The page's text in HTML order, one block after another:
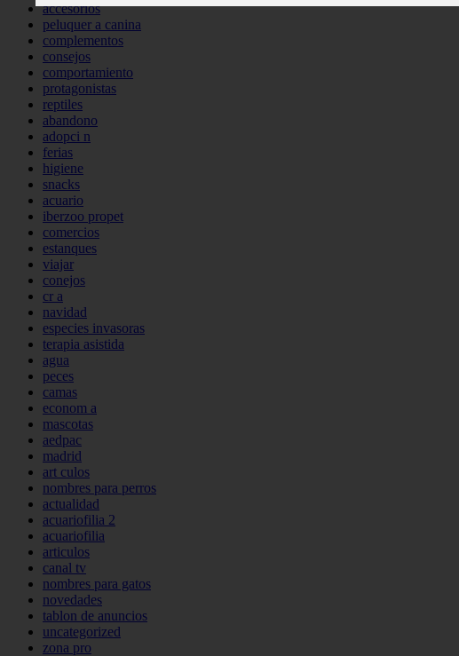
accesorios
peluquer a canina
complementos
consejos
comportamiento
protagonistas
reptiles
abandono
adopci n
ferias
higiene
snacks
acuario
iberzoo propet
comercios
estanques
viajar
conejos
cr a
navidad
especies invasoras
terapia asistida
agua
peces
camas
econom a
mascotas
aedpac
madrid
art culos
nombres para perros
actualidad
acuariofilia 2
acuariofilia
articulos
canal tv
nombres para gatos
novedades
tablon de anuncios
uncategorized
zona pro